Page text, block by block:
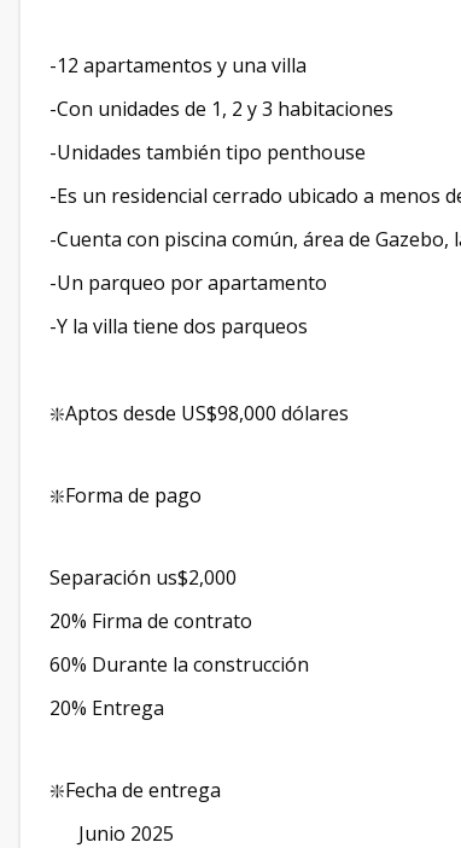
-12 apartamentos y una villa
-Con unidades de 1, 2 y 3 habitaciones
-Unidades también tipo penthouse
-Es un residencial cerrado ubicado a menos
-Cuenta con piscina común, área de
-Un parqueo por apartamento
-Y la villa tiene dos parqueos
❇️Aptos desde US$98,000 dólares
❇️Forma de pago
Separación us$2,000
20% Firma de contrato
60% Durante la construcción
20% Entrega
❇️Fecha de entrega
Junio 2025